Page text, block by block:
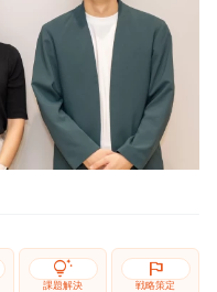
tips_and_updates
課題解決
flag
戦略策定